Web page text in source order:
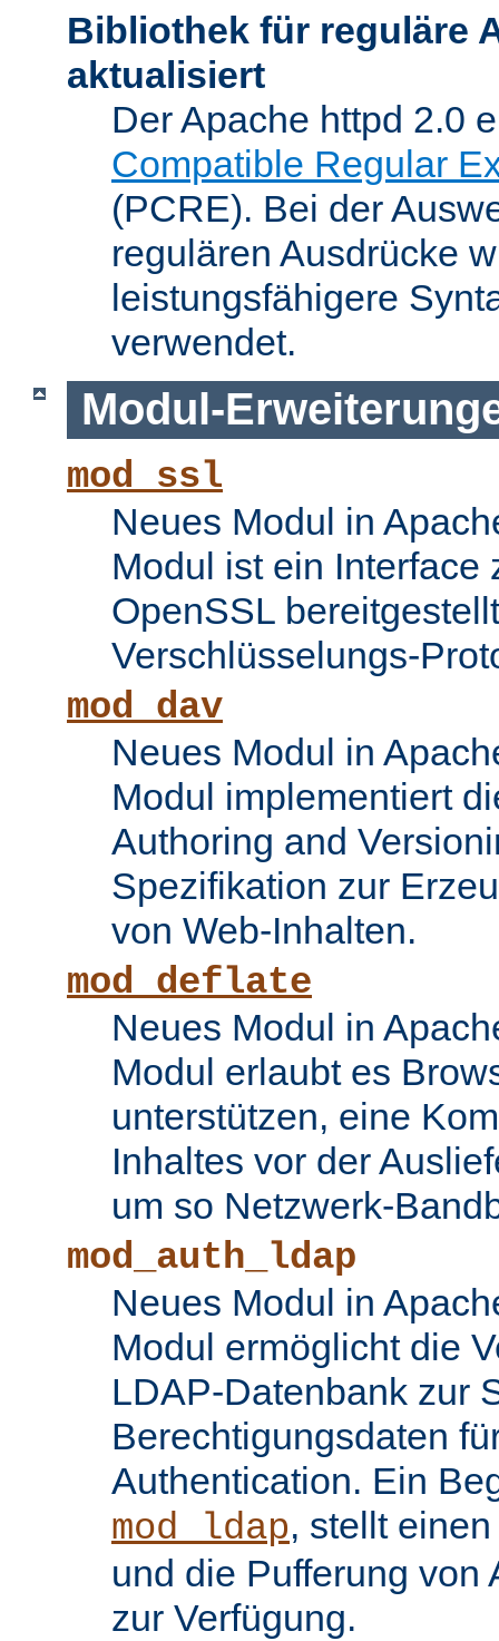
Bibliothek für reguläre
aktualisiert
Der Apache httpd 2.0
Compatible Regular
(PCRE). Bei der
regulären Ausdrücke
leistungsfähigere
verwendet.
Modul-
mod_ssl
Neues Modul in
Modul ist ein Interface
OpenSSL
Verschlüsselungs-
mod_dav
Neues Modul in
Modul implementiert
Authoring and
Spezifikation zur
von Web-Inhalten.
mod_deflate
Neues Modul in
Modul erlaubt es
unterstützen, eine
Inhaltes vor der
um so Netzwerk-
mod_auth_ldap
Neues Modul in
Modul ermöglicht die
LDAP-Datenbank zur
Berechtigungsdaten
Authentication. Ein
mod_ldap, stellt
und die Pufferung von
zur Verfügung.